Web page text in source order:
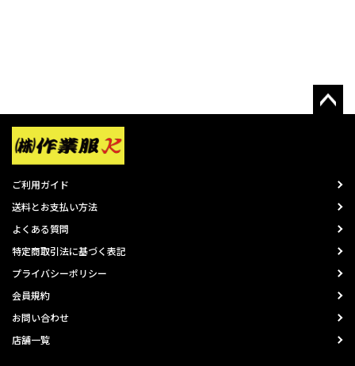
ご利用ガイド
送料とお支払い方法
よくある質問
特定商取引法に基づく表記
プライバシーポリシー
会員規約
お問い合わせ
店舗一覧